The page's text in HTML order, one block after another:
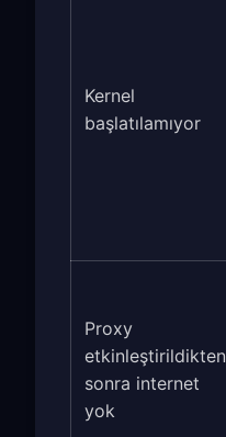
Kernel
başlatılamıyor
Proxy
etkinleştirildikten
sonra internet
yok